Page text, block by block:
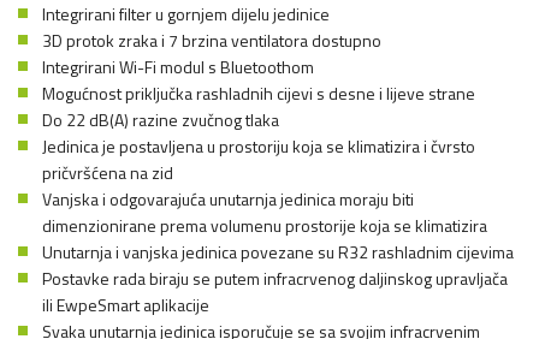
Integrirani filter u gornjem dijelu jedinice
3D protok zraka i 7 brzina ventilatora dostupno
Integrirani Wi-Fi modul s Bluetoothom
Mogućnost priključka rashladnih cijevi s desne i lijeve strane
Do 22 dB(A) razine zvučnog tlaka
Jedinica je postavljena u prostoriju koja se klimatizira i čvrsto
pričvršćena na zid
Vanjska i odgovarajuća unutarnja jedinica moraju biti
dimenzionirane prema volumenu prostorije koja se klimatizira
Unutarnja i vanjska jedinica povezane su R32 rashladnim cijevima
Postavke rada biraju se putem infracrvenog daljinskog upravljača
ili EwpeSmart aplikacije
Svaka unutarnja jedinica isporučuje se sa svojim infracrvenim